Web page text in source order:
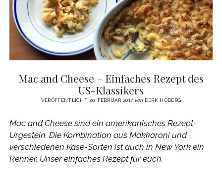
Mac and Cheese – Einfaches Rezept des
US-Klassikers
VERÖFFENTLICHT 20. FEBRUAR 2017 von DERK HOBERG
Mac and Cheese sind ein amerikanisches Rezept-
Urgestein. Die Kombination aus Makkaroni und
verschiedenen Käse-Sorten ist auch in New York ein
Renner. Unser einfaches Rezept für euch.